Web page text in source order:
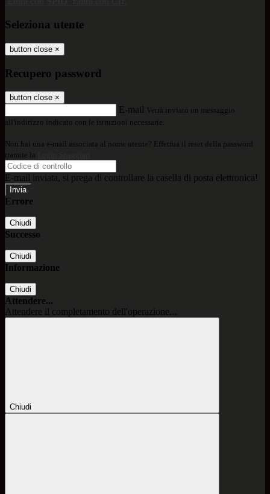
Seleziona utente
button close ×
Recupero password
button close ×
E-mail Verrà inviato un messaggio
all'indirizzo indicato con le istruzioni necessarie.
Non hai una e-mail associata al nome utente? Effettua il reset della password
tramite la
E-mail inviata, si prega di controllare la casella di posta elettronica!
Errore
Chiudi
Successo
Chiudi
Informazione
Chiudi
Attendere...
Attendere il completamento dell'operazione...
Chiudi